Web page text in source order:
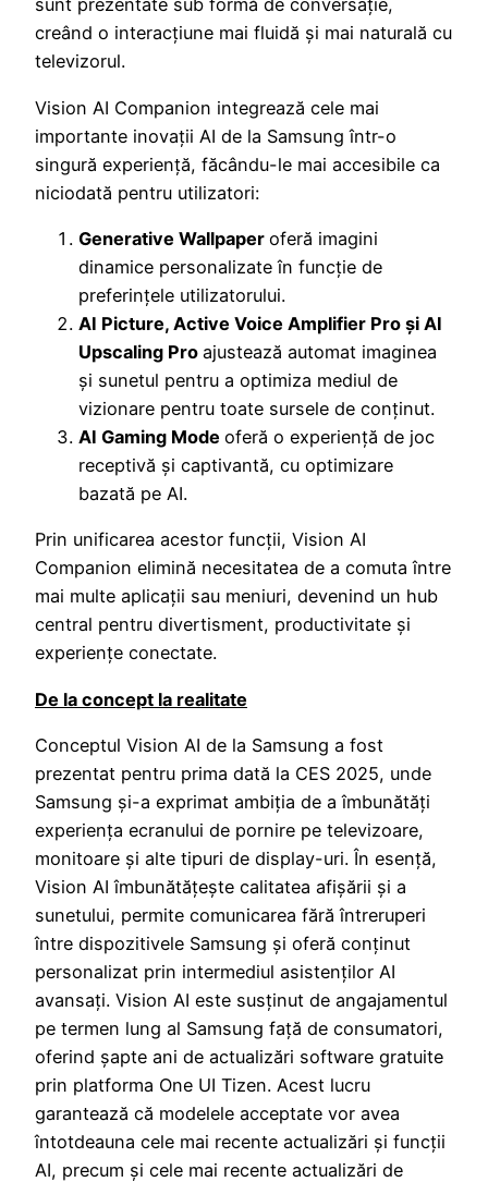
sunt prezentate sub formă de conversație,
creând o interacțiune mai fluidă și mai naturală cu
televizorul.
Vision AI Companion integrează cele mai
importante inovații AI de la Samsung într-o
singură experiență, făcându-le mai accesibile ca
niciodată pentru utilizatori:
Generative Wallpaper oferă imagini
dinamice personalizate în funcție de
preferințele utilizatorului.
AI Picture, Active Voice Amplifier Pro și AI
Upscaling Pro ajustează automat imaginea
și sunetul pentru a optimiza mediul de
vizionare pentru toate sursele de conținut.
AI Gaming Mode oferă o experiență de joc
receptivă și captivantă, cu optimizare
bazată pe AI.
Prin unificarea acestor funcții, Vision AI
Companion elimină necesitatea de a comuta între
mai multe aplicații sau meniuri, devenind un hub
central pentru divertisment, productivitate și
experiențe conectate.
De la concept la realitate
Conceptul Vision AI de la Samsung a fost
prezentat pentru prima dată la CES 2025, unde
Samsung și-a exprimat ambiția de a îmbunătăți
experiența ecranului de pornire pe televizoare,
monitoare și alte tipuri de display-uri. În esență,
Vision AI îmbunătățește calitatea afișării și a
sunetului, permite comunicarea fără întreruperi
între dispozitivele Samsung și oferă conținut
personalizat prin intermediul asistenților AI
avansați. Vision AI este susținut de angajamentul
pe termen lung al Samsung față de consumatori,
oferind șapte ani de actualizări software gratuite
prin platforma One UI Tizen. Acest lucru
garantează că modelele acceptate vor avea
întotdeauna cele mai recente actualizări și funcții
AI, precum și cele mai recente actualizări de